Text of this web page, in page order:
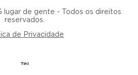
lugar de gente - Todos os direitos
reservados.
de Privacidade